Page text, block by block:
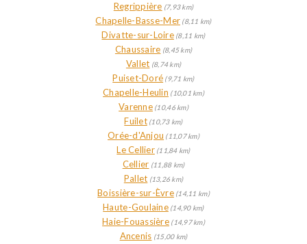
Regrippière (7,93 km)
Chapelle-Basse-Mer (8,11 km)
Divatte-sur-Loire(8,11 km)
Chaussaire (8,45 km)
Vallet (8,74 km)
Puiset-Doré (9,71 km)
Chapelle-Heulin (10,01 km)
Varenne(10,46 km)
Fuilet(10,73 km)
Orée-d'Anjou (11,07 km)
Le Cellier(11,84 km)
Cellier (11,88 km)
Pallet (13,26 km)
Boissière-sur-Èvre(14,11 km)
Haute-Goulaine(14,90 km)
Haie-Fouassière (14,97 km)
Ancenis (15,00 km)